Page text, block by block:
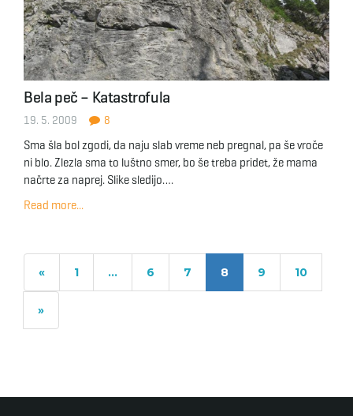
Bela peč – Katastrofula
19. 5. 2009 8
Sma šla bol zgodi, da naju slab vreme neb pregnal, pa še vroče
ni blo. Zlezla sma to luštno smer, bo še treba pridet, že mama
načrte za naprej. Slike sledijo….
Read more...
« 1 … 6 7 8 9 10
»